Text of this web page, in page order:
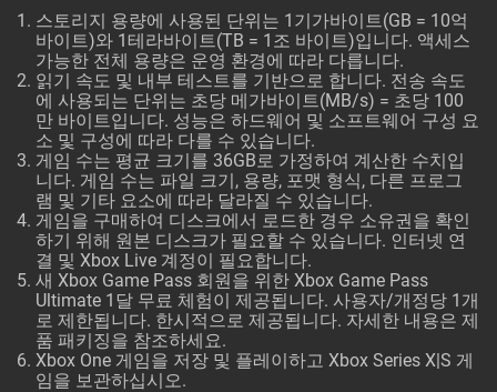
스토리지 용량에 사용된 단위는 1기가바이트(GB = 10억
바이트)와 1테라바이트(TB = 1조 바이트)입니다. 액세스
가능한 전체 용량은 운영 환경에 따라 다릅니다.
읽기 속도 및 내부 테스트를 기반으로 합니다. 전송 속도
에 사용되는 단위는 초당 메가바이트(MB/s) = 초당 100
만 바이트입니다. 성능은 하드웨어 및 소프트웨어 구성 요
소 및 구성에 따라 다를 수 있습니다.
게임 수는 평균 크기를 36GB로 가정하여 계산한 수치입
니다. 게임 수는 파일 크기, 용량, 포맷 형식, 다른 프로그
램 및 기타 요소에 따라 달라질 수 있습니다.
게임을 구매하여 디스크에서 로드한 경우 소유권을 확인
하기 위해 원본 디스크가 필요할 수 있습니다. 인터넷 연
결 및 Xbox Live 계정이 필요합니다.
새 Xbox Game Pass 회원을 위한 Xbox Game Pass
Ultimate 1달 무료 체험이 제공됩니다. 사용자/개정당 1개
로 제한됩니다. 한시적으로 제공됩니다. 자세한 내용은 제
품 패키징을 참조하세요.
Xbox One 게임을 저장 및 플레이하고 Xbox Series X|S 게
임을 보관하십시오.